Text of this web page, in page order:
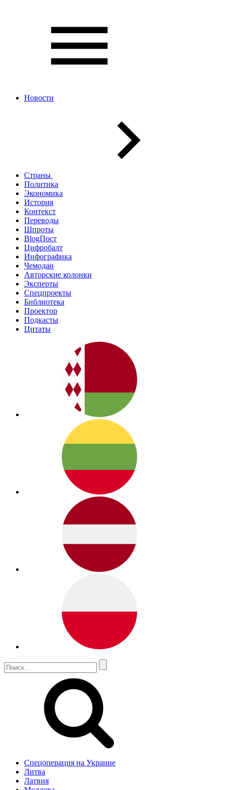
Новости
Страны
Политика
Экономика
История
Контекст
Переводы
Шпроты
BlogПост
Цифробалт
Инфографика
Чемодан
Авторские колонки
Эксперты
Спецпроекты
Библиотека
Проектор
Подкасты
Цитаты
Спецоперация на Украине
Литва
Латвия